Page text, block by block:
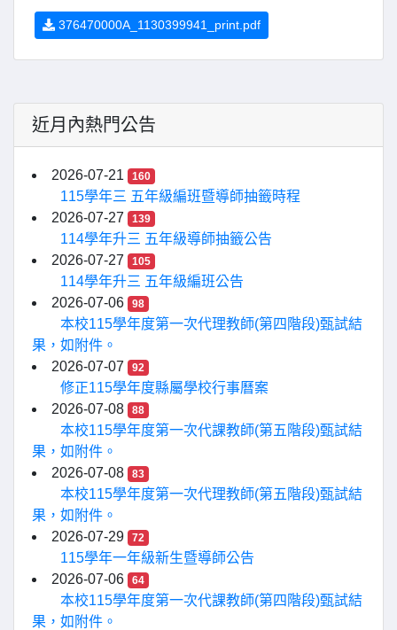
376470000A_1130399941_print.pdf
近月內熱門公告
2026-07-21 160
115學年三 五年級編班暨導師抽籤時程
2026-07-27
139
114學年升三 五年級導師抽籤公告
2026-07-27
105
114學年升三 五年級編班公告
2026-07-06
98
本校115學年度第一次代理教師(第四階段)甄試結
果，如附件。
2026-07-07
92
修正115學年度縣屬學校行事曆案
2026-07-08
88
本校115學年度第一次代課教師(第五階段)甄試結
果，如附件。
2026-07-08
83
本校115學年度第一次代理教師(第五階段)甄試結
果，如附件。
2026-07-29
72
115學年一年級新生暨導師公告
2026-07-06
64
本校115學年度第一次代課教師(第四階段)甄試結
果，如附件。